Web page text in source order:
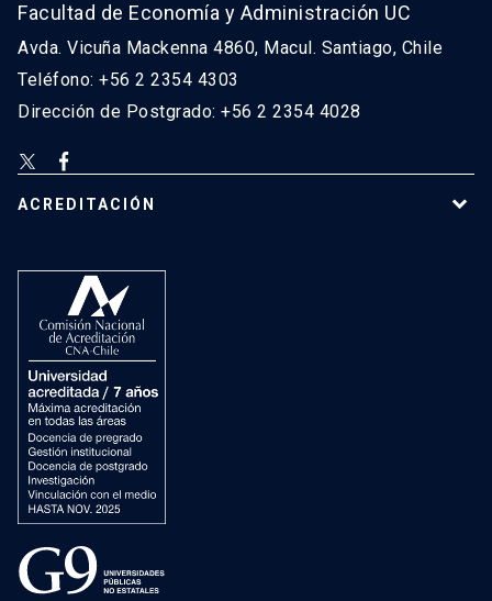
Facultad de Economía y Administración UC
Avda. Vicuña Mackenna 4860, Macul. Santiago, Chile
Teléfono: +56 2 2354 4303
Dirección de Postgrado: +56 2 2354 4028
ACREDITACIÓN